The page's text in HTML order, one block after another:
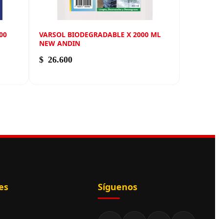
VARSOL BIODEGRADABLE X 2000 ML
NEW ANDIN
$ 26.600
Síguenos